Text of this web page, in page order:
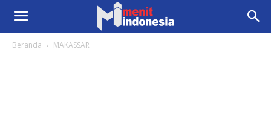
Beranda MAKASSAR